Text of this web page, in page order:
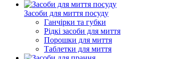
Засоби для миття посуду
Ганчірки та губки
Рідкі засоби для миття
Порошки для миття
Таблетки для миття